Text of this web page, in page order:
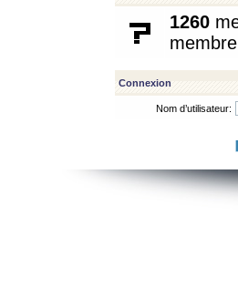
1260
Connexion
Nom d’utilisateur: